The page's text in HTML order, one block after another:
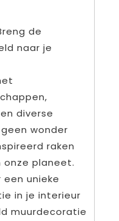
de
naar je
diverse
wonder
raken
onze planeet.
unieke
in je interieur
muurdecoratie